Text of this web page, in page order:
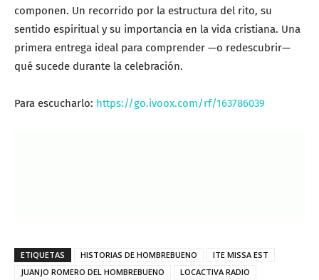
componen. Un recorrido por la estructura del rito, su
sentido espiritual y su importancia en la vida cristiana. Una
primera entrega ideal para comprender —o redescubrir—
qué sucede durante la celebración.
Para escucharlo: https://go.ivoox.com/rf/163786039
ETIQUETAS HISTORIAS DE HOMBREBUENO
ITE MISSA EST
JUANJO ROMERO DEL HOMBREBUENO
LOCACTIVA RADIO